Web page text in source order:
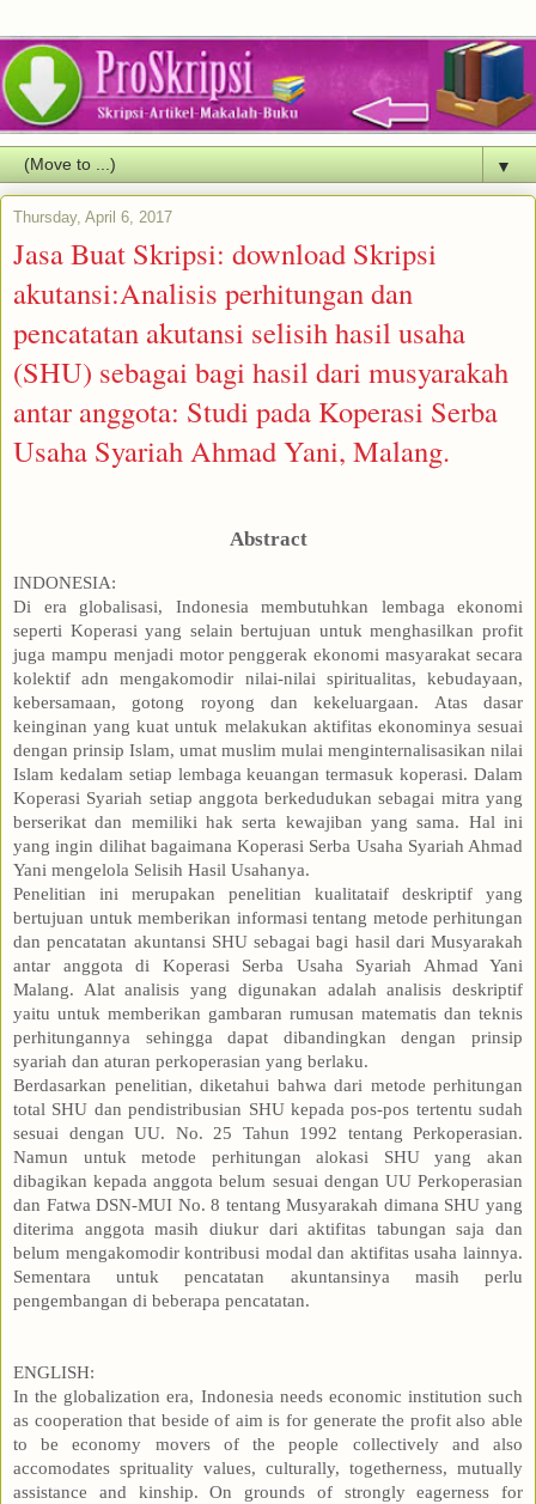
▼
Thursday, April 6, 2017
Jasa Buat Skripsi: download Skripsi
akutansi:Analisis perhitungan dan
pencatatan akutansi selisih hasil usaha
(SHU) sebagai bagi hasil dari musyarakah
antar anggota: Studi pada Koperasi Serba
Usaha Syariah Ahmad Yani, Malang.
Abstract
INDONESIA:
Di era globalisasi, Indonesia membutuhkan lembaga ekonomi
seperti Koperasi yang selain bertujuan untuk menghasilkan profit
juga mampu menjadi motor penggerak ekonomi masyarakat secara
kolektif adn mengakomodir nilai-nilai spiritualitas, kebudayaan,
kebersamaan, gotong royong dan kekeluargaan. Atas dasar
keinginan yang kuat untuk melakukan aktifitas ekonominya sesuai
dengan prinsip Islam, umat muslim mulai menginternalisasikan nilai
Islam kedalam setiap lembaga keuangan termasuk koperasi. Dalam
Koperasi Syariah setiap anggota berkedudukan sebagai mitra yang
berserikat dan memiliki hak serta kewajiban yang sama. Hal ini
yang ingin dilihat bagaimana Koperasi Serba Usaha Syariah Ahmad
Yani mengelola Selisih Hasil Usahanya.
Penelitian ini merupakan penelitian kualitataif deskriptif yang
bertujuan untuk memberikan informasi tentang metode perhitungan
dan pencatatan akuntansi SHU sebagai bagi hasil dari Musyarakah
antar anggota di Koperasi Serba Usaha Syariah Ahmad Yani
Malang. Alat analisis yang digunakan adalah analisis deskriptif
yaitu untuk memberikan gambaran rumusan matematis dan teknis
perhitungannya sehingga dapat dibandingkan dengan prinsip
syariah dan aturan perkoperasian yang berlaku.
Berdasarkan penelitian, diketahui bahwa dari metode perhitungan
total SHU dan pendistribusian SHU kepada pos-pos tertentu sudah
sesuai dengan UU. No. 25 Tahun 1992 tentang Perkoperasian.
Namun untuk metode perhitungan alokasi SHU yang akan
dibagikan kepada anggota belum sesuai dengan UU Perkoperasian
dan Fatwa DSN-MUI No. 8 tentang Musyarakah dimana SHU yang
diterima anggota masih diukur dari aktifitas tabungan saja dan
belum mengakomodir kontribusi modal dan aktifitas usaha lainnya.
Sementara untuk pencatatan akuntansinya masih perlu
pengembangan di beberapa pencatatan.
ENGLISH:
In the globalization era, Indonesia needs economic institution such
as cooperation that beside of aim is for generate the profit also able
to be economy movers of the people collectively and also
accomodates sprituality values, culturally, togetherness, mutually
assistance and kinship. On grounds of strongly eagerness for